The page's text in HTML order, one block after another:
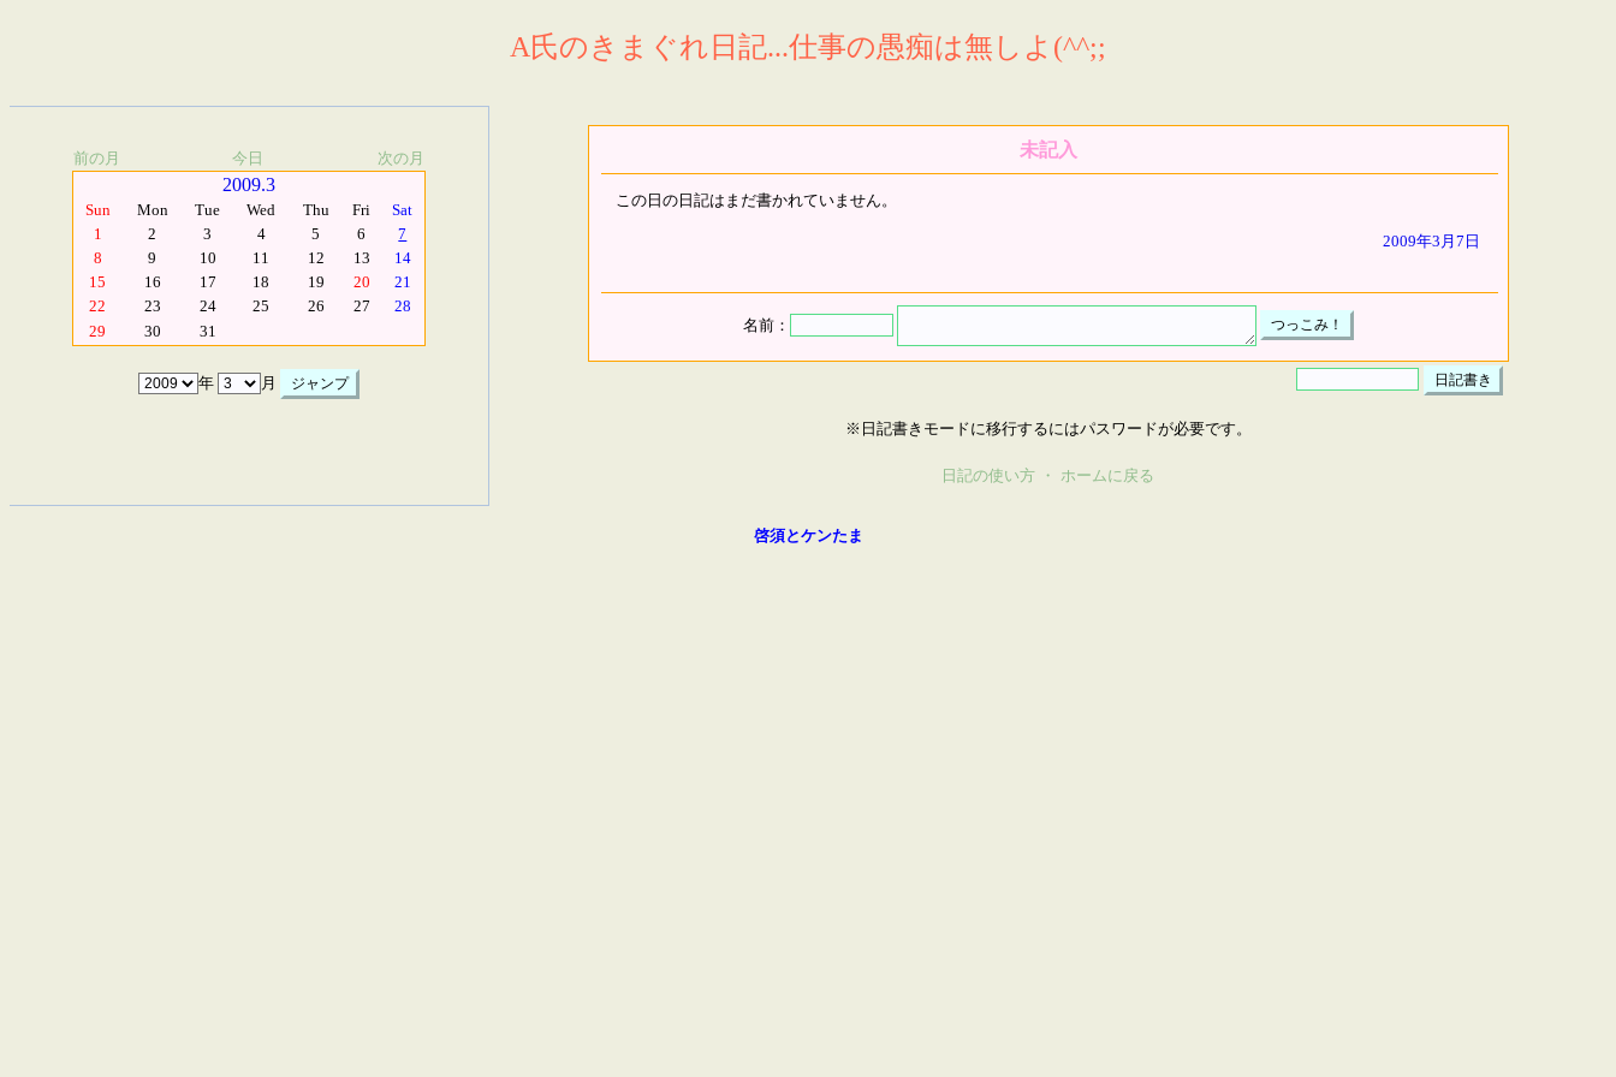
A氏のきまぐれ日記...仕事の愚痴は無しよ(^^;;
前の月 今日 次の月
2009.3
Sun Mon Tue Wed Thu Fri
Sat
1
2 3 4 5 6
7
8
9 10 11 12 13
14
15
16 17 18 19 20
21
22
23 24 25 26 27
28
29
30 31
年 月
未記入
この日の日記はまだ書かれていません。
2009年3月7日
名前：
※日記書きモードに移行するにはパスワードが必要です。
日記の使い方 ・ ホームに戻る
啓須とケンたま